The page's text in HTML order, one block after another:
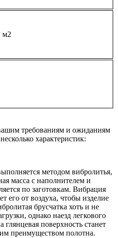
м2
требованиям и ожиданиям
характеристик:
методом вибролитья,
масса с наполнителем и
по заготовкам. Вибрация
его от воздуха, чтобы изделие
брусчатка хоть и не
однако наезд легкового
поверхность станет
преимуществом полотна.